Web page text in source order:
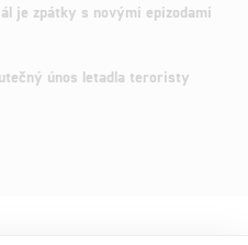
je zpátky s novými epizodami
únos letadla teroristy